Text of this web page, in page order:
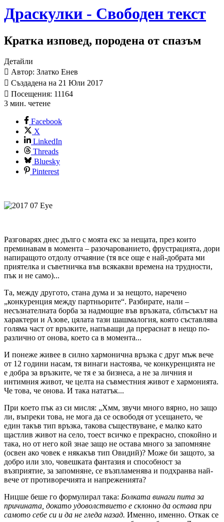
Драскулки - Свободен текст
Кратка изповед, породена от спазъм
Детайли
Автор: Златко Енев
Създадена на 21 Юли 2017
Посещения: 11164
3 мин. четене
Facebook
X
LinkedIn
Threads
Bluesky
Pinterest
Разговарях днес дълго с моята екс за нещата, през които
преминавам в момента – разочарованието, фрустрацията, дори
напиращото отдолу отчаяние (тя все още е най-добрата ми
приятелка и съветничка във всякакви времена на трудности,
пък и не само)...
Та, между другото, стана дума и за нещото, наречено
„конкуренция между партньорите“. Разбирате, нали –
несъзнателната борба за надмощие във връзката, сблъсъкът на
характери и Азове, цялата тази шашмалогия, която съставлява
голяма част от връзките, напъващи да прераснат в нещо по-
различно от онова, което са в момента...
И понеже живее в силно хармонична връзка с друг мъж вече
от 12 години насам, тя винаги настоява, че конкуренцията не
е добра за връзките, че тя е за бизнеса, а не за личния и
интимния живот, че целта на съвместния живот е хармонията.
Че това, че онова. И така нататък...
При което пък аз си мисля: „Хмм, звучи много вярно, но защо
ли, въпреки това, не мога да се освободя от усещането, че
един такъв тип връзка, такова съществуване, е малко като
щастлив живот на село, тоест всичко е прекрасно, спокойно и
така, но от него кой знае защо не остава много за запомняне
(освен ако човек е някакъв тип Овидий)? Може би защото, за
добро или зло, човешката фантазия и способност за
възприятие, за запомняне, се възпламенява и подхранва най-
вече от противоречията и напреженията?
Ницше беше го формулирал така: Болката винаги пита за
причината, докато удоволствието е склонно да остава при
самото себе си и да не гледа назад. Именно, именно. Откак се